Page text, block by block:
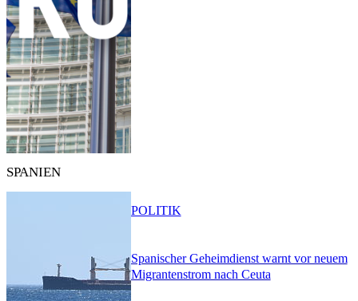
SPANIEN
Spanischer Geheimdienst warnt vor neuem
Migrantenstrom nach Ceuta
POLITIK